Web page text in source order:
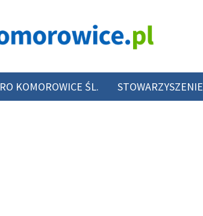
RO KOMOROWICE ŚL. STOWARZYSZENIE